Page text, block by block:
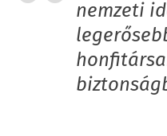
nemzeti